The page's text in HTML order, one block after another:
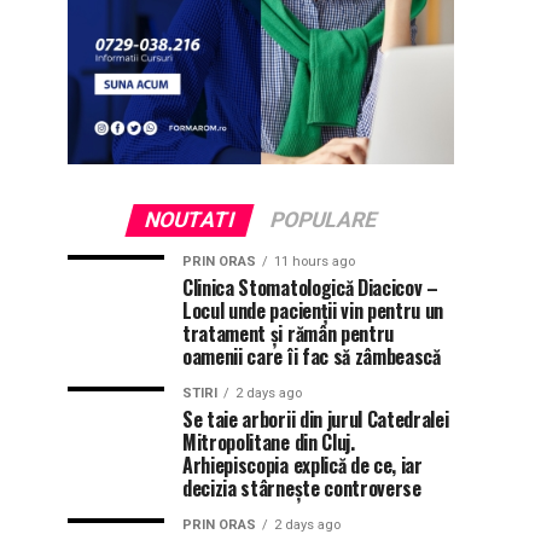
NOUTATI POPULARE
PRIN ORAS 11 hours ago
Clinica Stomatologică Diacicov –
Locul unde pacienții vin pentru un
tratament și rămân pentru
oamenii care îi fac să zâmbească
STIRI 2 days ago
Se taie arborii din jurul Catedralei
Mitropolitane din Cluj.
Arhiepiscopia explică de ce, iar
decizia stârnește controverse
PRIN ORAS 2 days ago